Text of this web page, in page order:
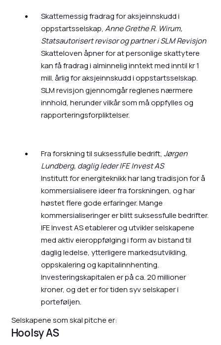
Skattemessig fradrag for aksjeinnskudd i
oppstartsselskap, Anne Grethe R. Wirum,
Statsautorisert revisor og partner i SLM Revisjon
Skatteloven åpner for at personlige skattytere
kan få fradrag i alminnelig inntekt med inntil kr 1
mill. årlig for aksjeinnskudd i oppstartsselskap.
SLM revisjon gjennomgår reglenes nærmere
innhold, herunder vilkår som må oppfylles og
rapporteringsforpliktelser.
Fra forskning til suksessfulle bedrift, Jørgen
Lundberg, daglig leder IFE Invest AS
Institutt for energiteknikk har lang tradisjon for å
kommersialisere ideer fra forskningen, og har
høstet flere gode erfaringer. Mange
kommersialiseringer er blitt suksessfulle bedrifter.
IFE Invest AS etablerer og utvikler selskapene
med aktiv eieroppfølging i form av bistand til
daglig ledelse, ytterligere markedsutvikling,
oppskalering og kapitalinnhenting.
Investeringskapitalen er på ca. 20 millioner
kroner, og det er for tiden syv selskaper i
porteføljen.
Selskapene som skal pitche er:
Hoolsy AS